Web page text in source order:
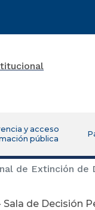
y acceso
pública
de Extinción de
de Decisión